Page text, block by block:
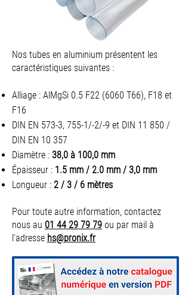
Nos tubes en aluminium présentent les
caractéristiques suivantes :
Alliage : AlMgSi 0.5 F22 (6060 T66), F18 et
F16
DIN EN 573-3, 755-1/-2/-9 et DIN 11 850 /
DIN EN 10 357
Diamètre : 38,0 à 100,0 mm
Épaisseur : 1.5 mm / 2.0 mm / 3,0 mm
Longueur : 2 / 3 / 6 mètres
Pour toute autre information, contactez
nous au 01 44 29 79 79 ou par mail à
l’adresse hs@pronix.fr